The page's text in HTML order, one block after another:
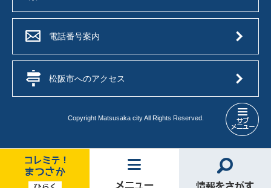
文
情
報
電話番号案内
松阪市へのアクセス
Copyright Matsusaka city All Rights Reserved.